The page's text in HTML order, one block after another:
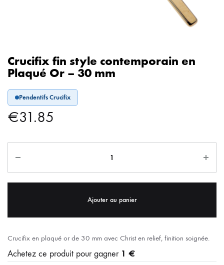
Crucifix fin style contemporain en
Plaqué Or – 30 mm
Pendentifs Crucifix
€31.85
Ajouter au panier
Crucifix en plaqué or de 30 mm avec Christ en relief, finition soignée.
Achetez ce produit pour gagner 1 €